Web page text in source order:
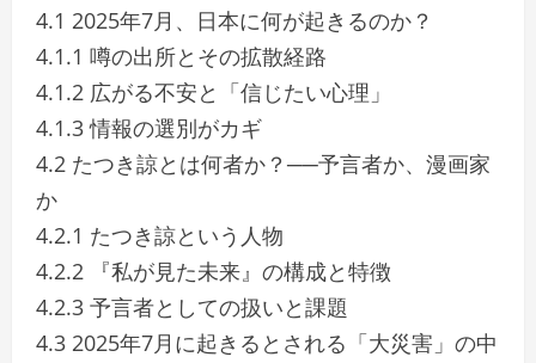
4.1 2025年7月、日本に何が起きるのか？
4.1.1 噂の出所とその拡散経路
4.1.2 広がる不安と「信じたい心理」
4.1.3 情報の選別がカギ
4.2 たつき諒とは何者か？──予言者か、漫画家
か
4.2.1 たつき諒という人物
4.2.2 『私が見た未来』の構成と特徴
4.2.3 予言者としての扱いと課題
4.3 2025年7月に起きるとされる「大災害」の中